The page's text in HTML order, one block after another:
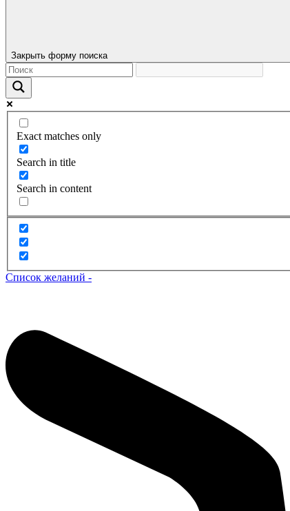
Закрыть форму поиска
Exact matches only
Search in title
Search in content
Список желаний -